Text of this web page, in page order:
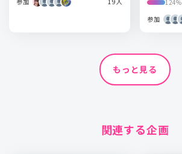
124%
参加
もっと見る
関連する企画